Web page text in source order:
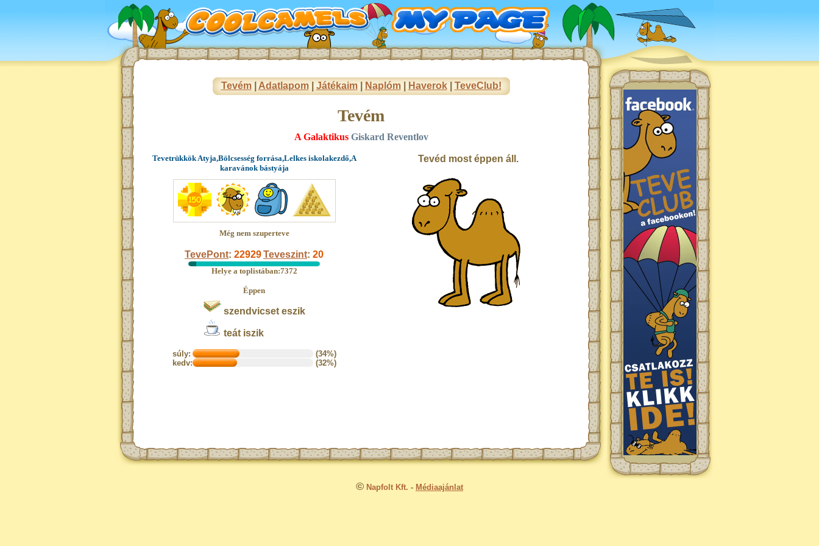
Tevém| Adatlapom| Játékaim| Naplóm| Haverok| TeveClub!
Tevém
A GalaktikusGiskard Reventlov
Tevetrükkök Atyja,Bölcsesség forrása,Lelkes iskolakezdő,A
karavánok bástyája
Még nem szuperteve
TevePont: 22929Teveszint: 20
Helye a toplistában:7372
Éppen
szendvicset eszik
teát iszik
súly:
(34%)
kedv:
(32%)
Tevéd most éppen áll.
© Napfolt Kft. - Médiaajánlat